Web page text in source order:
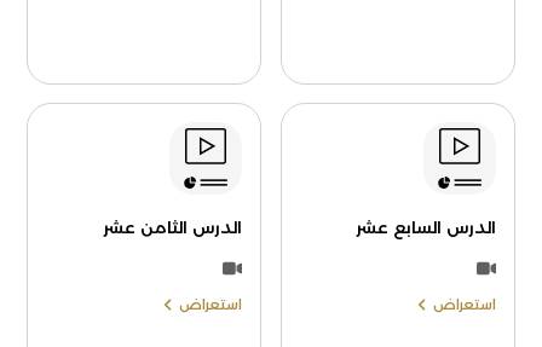
الدرس السابع عشر
استعراض
الدرس الثامن عشر
استعراض